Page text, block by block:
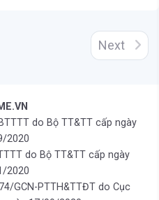
Next
do Bộ TT&TT cấp ngày
2020
do Bộ TT&TT cấp ngày
2020
GCN-PTTH&TTĐT do Cục